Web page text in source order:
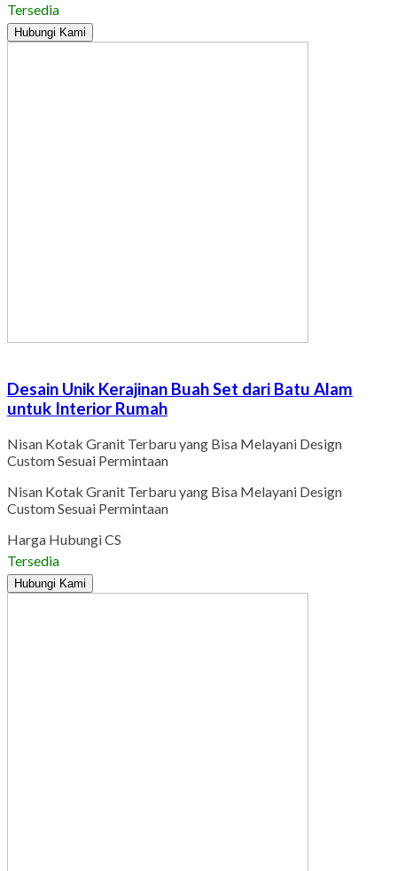
Tersedia
Hubungi Kami
Desain Unik Kerajinan Buah Set dari Batu Alam
untuk Interior Rumah
Nisan Kotak Granit Terbaru yang Bisa Melayani Design
Custom Sesuai Permintaan
Nisan Kotak Granit Terbaru yang Bisa Melayani Design
Custom Sesuai Permintaan
Harga Hubungi CS
Tersedia
Hubungi Kami